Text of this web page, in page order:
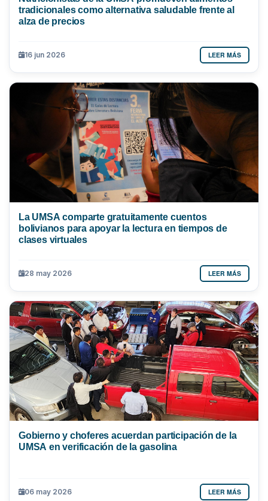
tradicionales como alternativa saludable frente al
alza de precios
16 jun 2026 LEER MÁS
La UMSA comparte gratuitamente cuentos
bolivianos para apoyar la lectura en tiempos de
clases virtuales
28 may 2026 LEER MÁS
Gobierno y choferes acuerdan participación de la
UMSA en verificación de la gasolina
06 may 2026 LEER MÁS